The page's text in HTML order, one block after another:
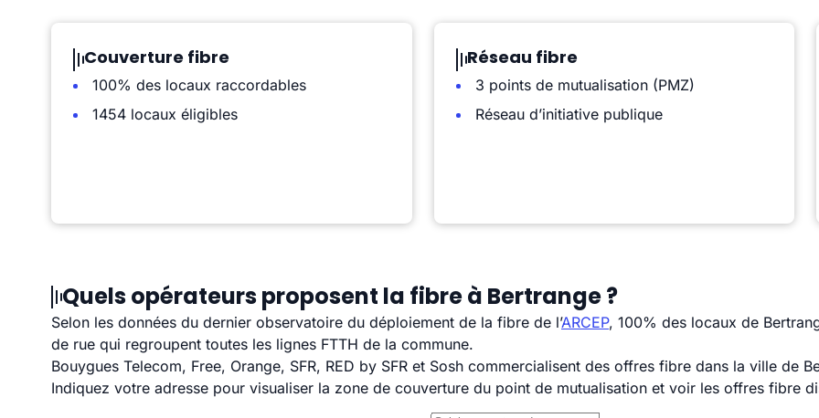
Couverture fibre
100% des locaux raccordables
1454 locaux éligibles
Réseau fibre
3 points de mutualisation (PMZ)
Réseau d’initiative publique
Quels opérateurs proposent la fibre à Bertrange ?
Selon les données du dernier observatoire du déploiement de la fibre de l’ARCEP, 100% des locaux de
de rue qui regroupent toutes les lignes FTTH de la commune.
Bouygues Telecom, Free, Orange, SFR, RED by SFR et Sosh commercialisent des offres fibre dans la ville de
Indiquez votre adresse pour visualiser la zone de couverture du point de mutualisation et voir les offres fibre